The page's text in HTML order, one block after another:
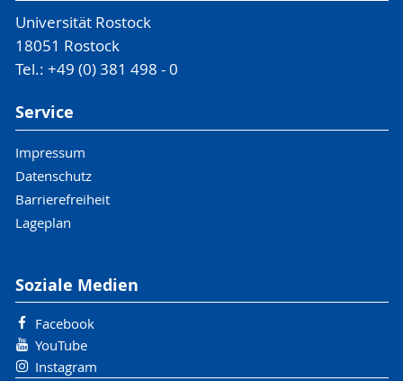
Universität Rostock
18051 Rostock
Tel.: +49 (0) 381 498 - 0
Service
Impressum
Datenschutz
Barrierefreiheit
Lageplan
Soziale Medien
Facebook
YouTube
Instagram